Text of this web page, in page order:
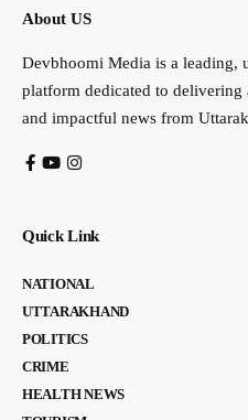
About US
Devbhoomi Media is a leading,
platform dedicated to delivering
and impactful news from
Quick Link
NATIONAL
UTTARAKHAND
POLITICS
CRIME
HEALTH NEWS